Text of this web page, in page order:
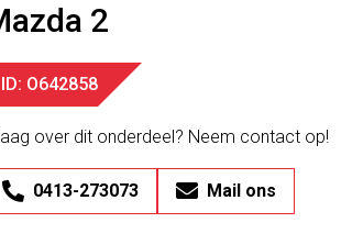
2
ID: O642858
over dit onderdeel? Neem contact op!
0413-273073 Mail ons